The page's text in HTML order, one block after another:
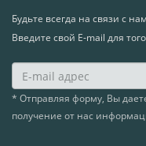
Будьте всегда на связи с
Введите свой E-mail для
* Отправляя форму, Вы
получение от нас